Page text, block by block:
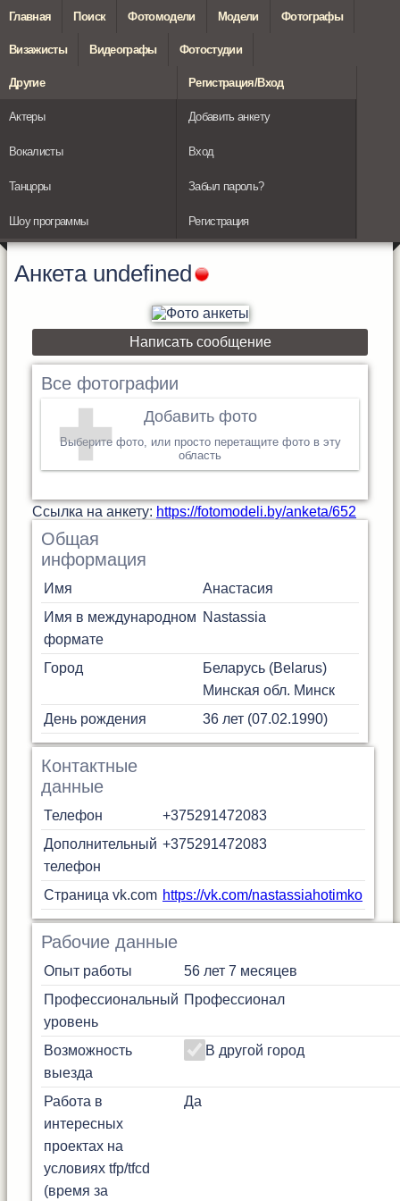
Главная Поиск Фотомодели Модели Фотографы
Визажисты Видеографы Фотостудии
Другие
Актеры
Вокалисты
Танцоры
Шоу программы
Регистрация/Вход
Добавить анкету
Вход
Забыл пароль?
Регистрация
Анкета undefined
Написать сообщение
Все фотографии
Добавить фото
Выберите фото, или просто перетащите фото в эту
область
Cсылка на анкету: https://fotomodeli.by/anketa/652
Общая
информация
Имя
Анастасия
Имя в международном
формате
Nastassia
Город
Беларусь (Belarus)
Минская обл. Минск
День рождения
36 лет (07.02.1990)
Контактные
данные
Телефон
+375291472083
Дополнительный
телефон
+375291472083
Страница vk.com https://vk.com/nastassiahotimko
Рабочие данные
Опыт работы
56 лет 7 месяцев
Профессиональный
уровень
Профессионал
Возможность
выезда
В другой город
Работа в
интересных
проектах на
условиях tfp/tfcd
(время за
Да